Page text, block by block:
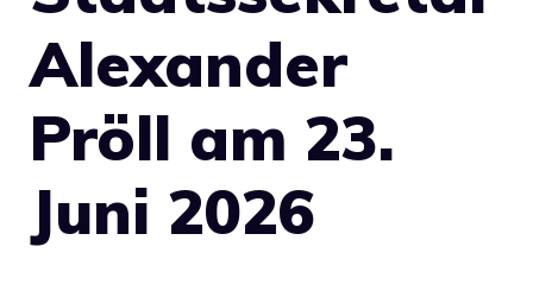
Alexander
Pröll am 23.
Juni 2026